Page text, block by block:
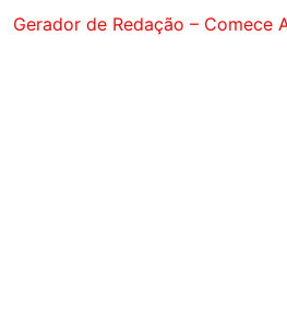
Gerador de Redação – Comece